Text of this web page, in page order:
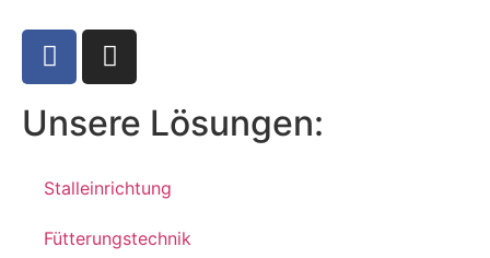
Unsere Lösungen:
Stalleinrichtung
Fütterungstechnik